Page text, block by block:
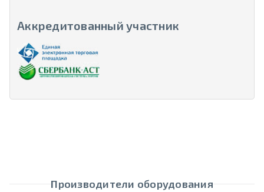
Аккредитованный участник
Производители оборудования